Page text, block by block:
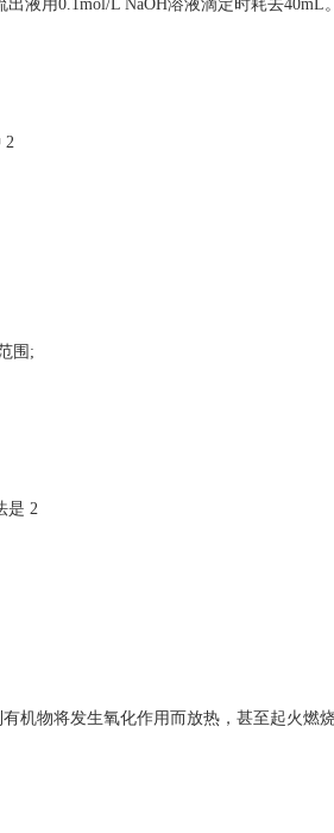
用0.1mol/L NaOH溶液滴定时耗去40mL
2
围;
是 2
物将发生氧化作用而放热，甚至起火燃